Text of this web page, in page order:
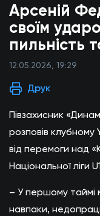
Арсеній
своїм
пильність
12.05.2026, 19:29
Друк
Півзахисник
розповів
від перемоги над
Національної ліги
– У першому таймі
навпаки,